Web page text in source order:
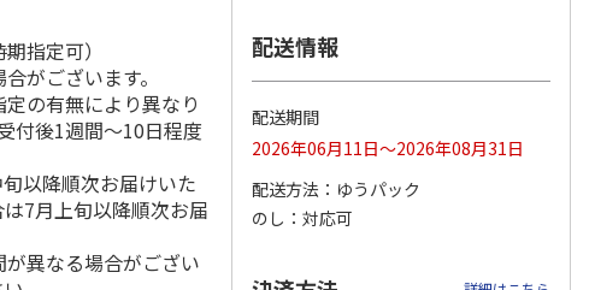
ーテン「チョ
＜沼津深海プリン工
【冷凍】三國シェフ
＜お中元＞＜ねんり
指定可）
がございます。
の有無により異なり
付後1週間～10日程度
以降順次お届けいた
7月上旬以降順次お届
異なる場合がござい
配送情報
配送期間
2026年06月11日～2026年08月31日
配送方法
ゆうパック
のし
対応可